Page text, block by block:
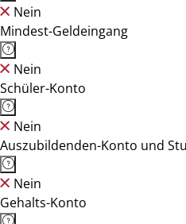
Nein
Mindest-Geldeingang
Nein
Schüler-Konto
Nein
Auszubildenden-Konto und
Nein
Gehalts-Konto